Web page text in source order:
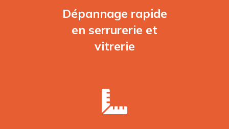
Dépannage rapide
en serrurerie et
vitrerie